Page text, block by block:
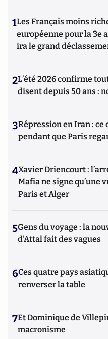
1Les Français moins
européenne pour la 3e
ira le grand
2L’été 2026 confirme
disent depuis 50 ans :
3Répression en Iran :
pendant que Paris
4Xavier Driencourt :
Mafia ne signe qu’une
Paris et Alger
5Gens du voyage : la
d'Attal fait des vagues
6Ces quatre pays
renverser la table
7Et Dominique de
macronisme